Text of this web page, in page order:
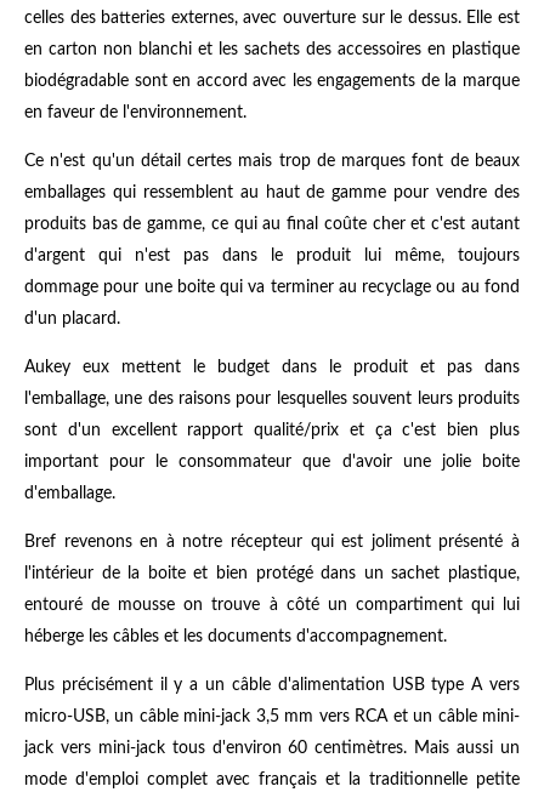
celles des batteries externes, avec ouverture sur le dessus. Elle est
en carton non blanchi et les sachets des accessoires en plastique
biodégradable sont en accord avec les engagements de la marque
en faveur de l'environnement.
Ce n'est qu'un détail certes mais trop de marques font de beaux
emballages qui ressemblent au haut de gamme pour vendre des
produits bas de gamme, ce qui au final coûte cher et c'est autant
d'argent qui n'est pas dans le produit lui même, toujours
dommage pour une boite qui va terminer au recyclage ou au fond
d'un placard.
Aukey eux mettent le budget dans le produit et pas dans
l'emballage, une des raisons pour lesquelles souvent leurs produits
sont d'un excellent rapport qualité/prix et ça c'est bien plus
important pour le consommateur que d'avoir une jolie boite
d'emballage.
Bref revenons en à notre récepteur qui est joliment présenté à
l'intérieur de la boite et bien protégé dans un sachet plastique,
entouré de mousse on trouve à côté un compartiment qui lui
héberge les câbles et les documents d'accompagnement.
Plus précisément il y a un câble d'alimentation USB type A vers
micro-USB, un câble mini-jack 3,5 mm vers RCA et un câble mini-
jack vers mini-jack tous d'environ 60 centimètres. Mais aussi un
mode d'emploi complet avec français et la traditionnelle petite